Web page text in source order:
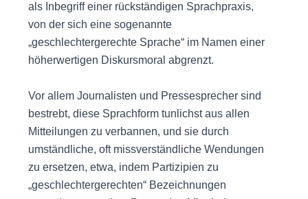
als Inbegriff einer rückständigen Sprachpraxis,
von der sich eine sogenannte
„geschlechtergerechte Sprache“ im Namen einer
höherwertigen Diskursmoral abgrenzt.
Vor allem Journalisten und Pressesprecher sind
bestrebt, diese Sprachform tunlichst aus allen
Mitteilungen zu verbannen, und sie durch
umständliche, oft missverständliche Wendungen
zu ersetzen, etwa, indem Partizipien zu
„geschlechtergerechten“ Bezeichnungen